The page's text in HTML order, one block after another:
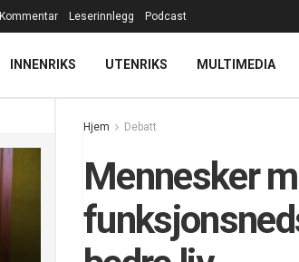
Kommentar Leserinnlegg Podcast
INNENRIKS UTENRIKS MULTIMEDIA
Hjem Debatt
Mennesker